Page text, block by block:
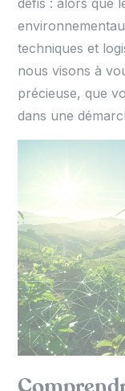
défis : alors que
techniques et
nous visons à
précieuse, que
dans une